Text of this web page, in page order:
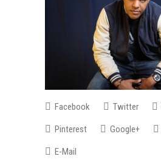
Facebook Twitter
Pinterest Google+
E-Mail